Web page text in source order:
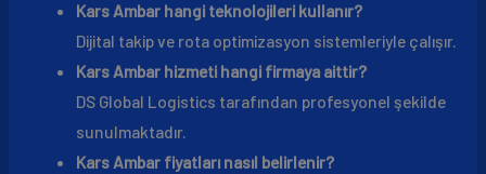
Kars Ambar hangi teknolojileri kullanır?
Dijital takip ve rota optimizasyon sistemleriyle çalışır.
Kars Ambar hizmeti hangi firmaya aittir?
DS Global Logistics tarafından profesyonel şekilde
sunulmaktadır.
Kars Ambar fiyatları nasıl belirlenir?